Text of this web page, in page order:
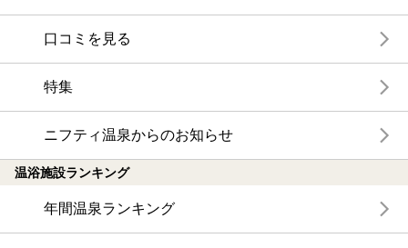
口コミを見る
特集
ニフティ温泉からのお知らせ
温浴施設ランキング
年間温泉ランキング